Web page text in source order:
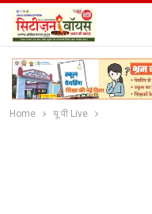
Home यू पी Live